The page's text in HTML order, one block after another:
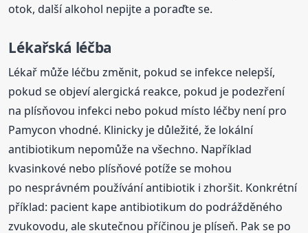
otok, další alkohol nepijte a poraďte se.
Lékařská léčba
Lékař může léčbu změnit, pokud se infekce nelepší,
pokud se objeví alergická reakce, pokud je podezření
na plísňovou infekci nebo pokud místo léčby není pro
Pamycon vhodné. Klinicky je důležité, že lokální
antibiotikum nepomůže na všechno. Například
kvasinkové nebo plísňové potíže se mohou
po nesprávném používání antibiotik i zhoršit. Konkrétní
příklad: pacient kape antibiotikum do podrážděného
zvukovodu, ale skutečnou příčinou je plíseň. Pak se po